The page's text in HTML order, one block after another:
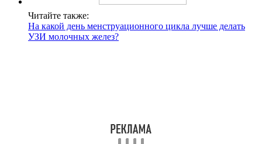
Читайте также:
На какой день менструационного цикла лучше делать
УЗИ молочных желез?